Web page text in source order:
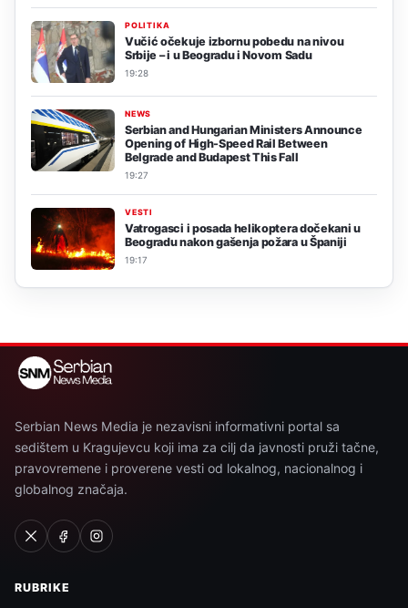
POLITIKA
Vučić očekuje izbornu pobedu na nivou
Srbije – i u Beogradu i Novom Sadu
19:28
NEWS
Serbian and Hungarian Ministers Announce
Opening of High-Speed Rail Between
Belgrade and Budapest This Fall
19:27
VESTI
Vatrogasci i posada helikoptera dočekani u
Beogradu nakon gašenja požara u Španiji
19:17
Serbian News Media je nezavisni informativni portal sa
sedištem u Kragujevcu koji ima za cilj da javnosti pruži tačne,
pravovremene i proverene vesti od lokalnog, nacionalnog i
globalnog značaja.
RUBRIKE